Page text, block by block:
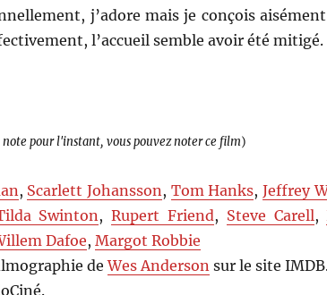
j’adore mais je conçois
l’accueil semble avoir été mitigé.
note pour l'instant, vous pouvez noter ce film)
, Scarlett Johansson , Tom Hanks, Jeffrey
Swinton,Rupert Friend, Steve Carell,
Dafoe,Margot Robbie
deWes Anderson sur le site